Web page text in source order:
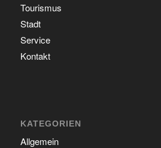
Tourismus
Stadt
Service
Kontakt
KATEGORIEN
Allgemein